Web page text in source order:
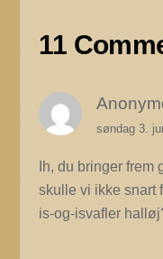
11
søndag 3.
Ih, du bringer frem
skulle vi ikke snart
is-og-isvafler